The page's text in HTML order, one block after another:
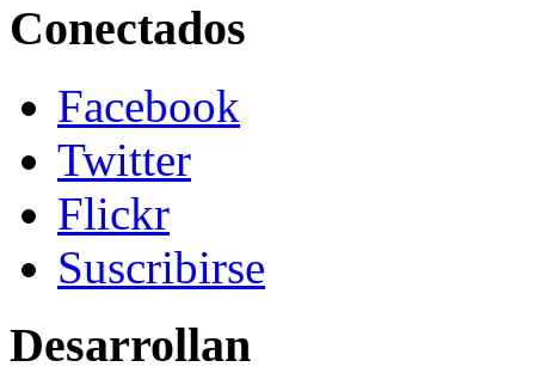
Conectados
Facebook
Twitter
Flickr
Suscribirse
Desarrollan